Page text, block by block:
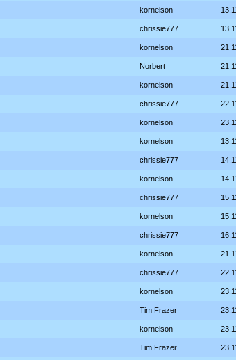
kornelson
chrissie777
kornelson
Norbert
kornelson
chrissie777
kornelson
kornelson
chrissie777
kornelson
chrissie777
kornelson
chrissie777
kornelson
chrissie777
kornelson
Tim Frazer
kornelson
Tim Frazer